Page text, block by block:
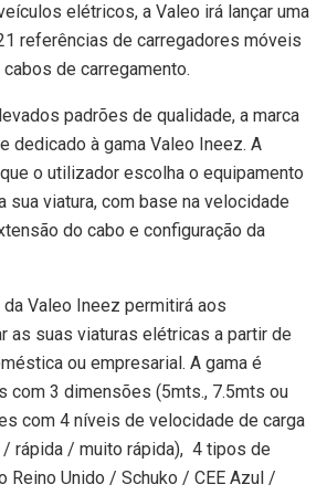
elétricos, a Valeo irá lançar uma
referências de carregadores móveis
de carregamento.
padrões de qualidade, a marca
dedicado à gama Valeo Ineez. A
o utilizador escolha o equipamento
sua viatura, com base na velocidade
do cabo e configuração da
Valeo Ineez permitirá aos
as suas viaturas elétricas a partir de
ou empresarial. A gama é
com 3 dimensões (5mts., 7.5mts ou
com 4 níveis de velocidade de carga
rápida / muito rápida), 4 tipos de
Reino Unido / Schuko / CEE Azul /